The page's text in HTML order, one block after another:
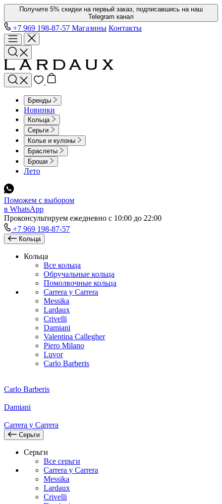
Получите 5% скидки на первый заказ, подписавшись на наш
Telegram канал
+7 969 198-87-57 Магазины Контакты
Бренды
Новинки
Кольца
Серьги
Колье и кулоны
Браслеты
Броши
Лето
Поможем с выбором
в WhatsApp
Проконсультируем ежедневно с 10:00 до 22:00
+7 969 198-87-57
Кольца
Кольца
Все кольца
Обручальные кольца
Помолвочные кольца
Carrera y Carrera
Messika
Lardaux
Crivelli
Damiani
Valentina Callegher
Piero Milano
Luvor
Carlo Barberis
Carlo Barberis
Damiani
Carrera y Carrera
Серьги
Серьги
Все серьги
Carrera y Carrera
Messika
Lardaux
Crivelli